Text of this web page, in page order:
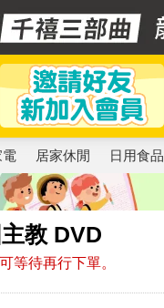
居家休閒 日用食品
教 DVD
等待再行下單。